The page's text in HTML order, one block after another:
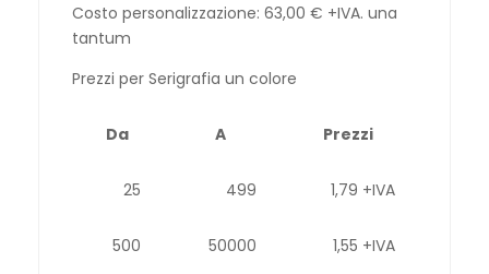
Costo personalizzazione: 63,00 € +IVA. una
tantum
Prezzi per Serigrafia un colore
Da A Prezzi
25 499 1,79 +IVA
500 50000 1,55 +IVA